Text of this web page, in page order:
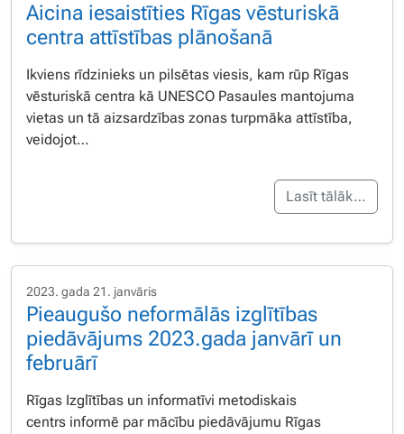
Aicina iesaistīties Rīgas vēsturiskā
centra attīstības plānošanā
Ikviens rīdzinieks un pilsētas viesis, kam rūp Rīgas
vēsturiskā centra kā UNESCO Pasaules mantojuma
vietas un tā aizsardzības zonas turpmāka attīstība,
veidojot…
Lasīt tālāk…
2023. gada 21. janvāris
Pieaugušo neformālās izglītības
piedāvājums 2023.gada janvārī un
februārī
Rīgas Izglītības un informatīvi metodiskais
centrs informē par mācību piedāvājumu Rīgas